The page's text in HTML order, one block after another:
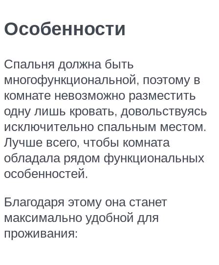
Особенности
Спальня должна быть
многофункциональной, поэтому в
комнате невозможно разместить
одну лишь кровать, довольствуясь
исключительно спальным местом.
Лучше всего, чтобы комната
обладала рядом функциональных
особенностей.
Благодаря этому она станет
максимально удобной для
проживания: